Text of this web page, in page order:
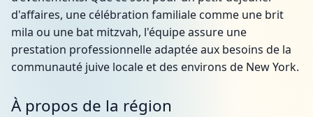
d'affaires, une célébration familiale comme une brit
mila ou une bat mitzvah, l'équipe assure une
prestation professionnelle adaptée aux besoins de la
communauté juive locale et des environs de New York.
À propos de la région